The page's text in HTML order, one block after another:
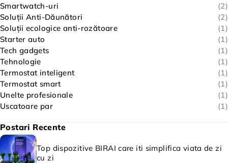
Smartwatch-uri
(2)
Soluții Anti-Dăunători
(2)
Soluții ecologice anti-rozătoare
(1)
Starter auto
(1)
Tech gadgets
(1)
Tehnologie
(1)
Termostat inteligent
(1)
Termostat smart
(1)
Unelte profesionale
(1)
Uscatoare par
(1)
Postari Recente
Top dispozitive BIRAI care iti simplifica viata de zi
cu zi